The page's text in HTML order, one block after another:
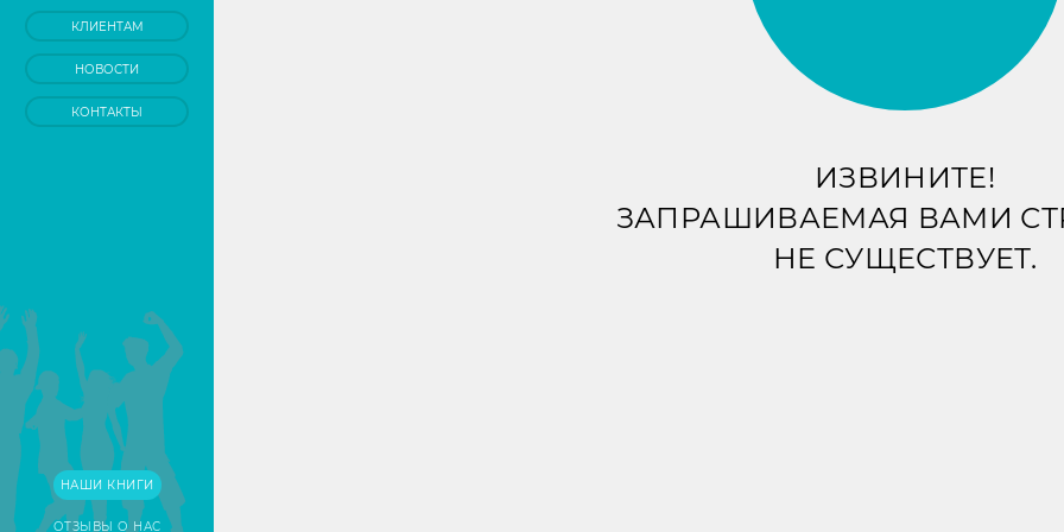
КЛИЕНТАМ
НОВОСТИ
КОНТАКТЫ
НАШИ КНИГИ
ОТЗЫВЫ О НАС
ИЗВИНИТЕ!
ЗАПРАШИВАЕМАЯ ВАМИ
НЕ СУЩЕСТВУЕТ.